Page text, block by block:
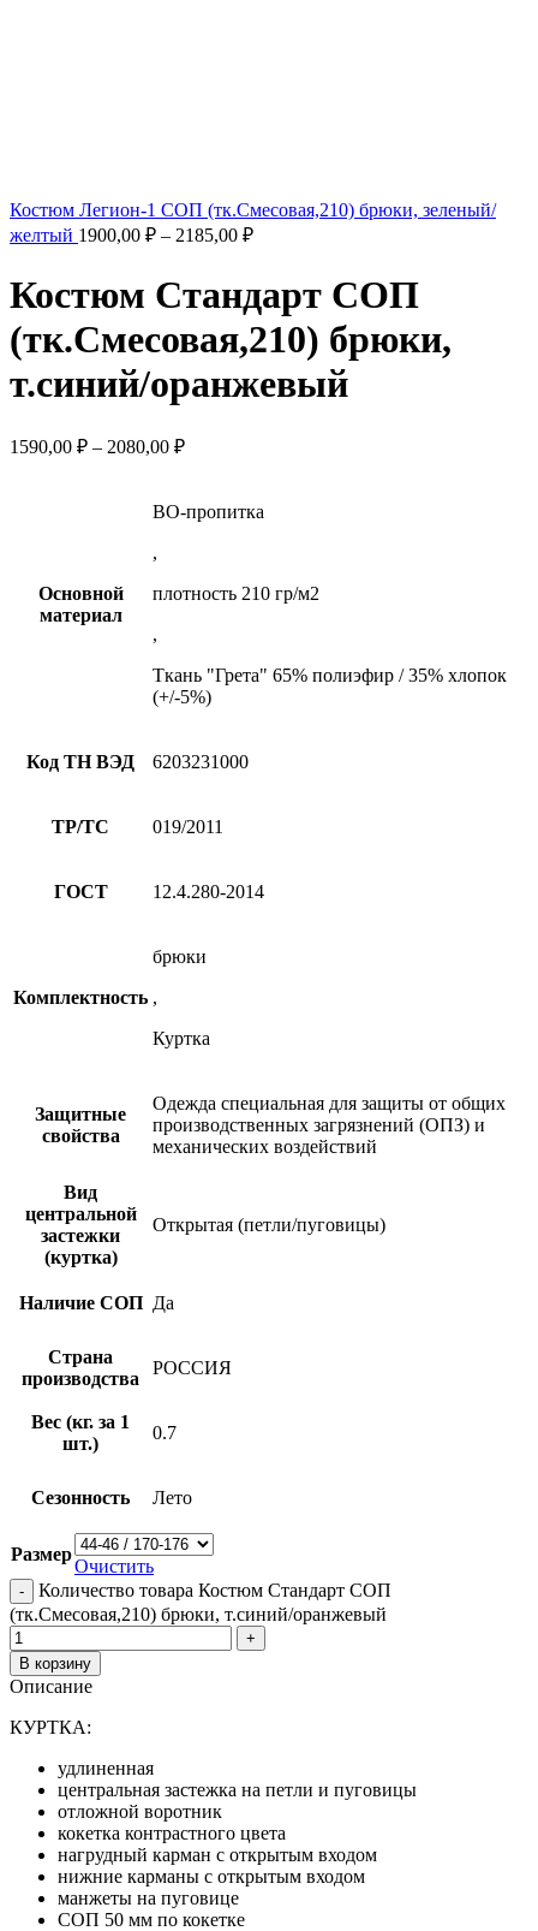
Костюм Легион-1 СОП (тк.Смесовая,210) брюки, зеленый/
желтый 1900,00 ₽ – 2185,00 ₽
Костюм Стандарт СОП
(тк.Смесовая,210) брюки,
т.синий/оранжевый
1590,00 ₽ – 2080,00 ₽
Основной
материал
ВО-пропитка
,
плотность 210 гр/м2
,
Ткань "Грета" 65% полиэфир / 35% хлопок
(+/-5%)
Код ТН ВЭД 6203231000
ТР/ТС 019/2011
ГОСТ 12.4.280-2014
Комплектность
брюки
,
Куртка
Защитные
свойства
Одежда специальная для защиты от общих
производственных загрязнений (ОПЗ) и
механических воздействий
Вид
центральной
застежки
(куртка)
Открытая (петли/пуговицы)
Наличие СОП Да
Страна
производства
РОССИЯ
Вес (кг. за 1
шт.)
0.7
Сезонность Лето
Размер
Очистить
Количество товара Костюм Стандарт СОП
(тк.Смесовая,210) брюки, т.синий/оранжевый
В корзину
Описание
КУРТКА:
удлиненная
центральная застежка на петли и пуговицы
отложной воротник
кокетка контрастного цвета
нагрудный карман с открытым входом
нижние карманы с открытым входом
манжеты на пуговице
СОП 50 мм по кокетке